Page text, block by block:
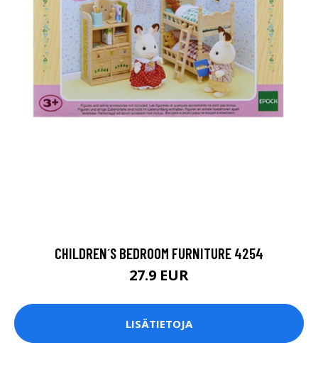
CHILDREN´S BEDROOM FURNITURE 4254
27.9 EUR
LISÄTIETOJA